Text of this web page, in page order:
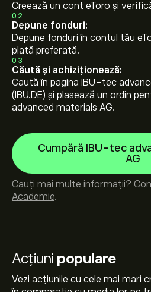
Acțiuni populare
Vezi acțiunile cu cele mai mari
Creează un cont eToro și
02
Depune fonduri:
Depune fonduri în contul tău
plată preferată.
03
Căută și achiziționează:
Caută în pagina IBU-tec
(IBU.DE) și plasează un ordin
advanced materials AG.
Cumpără IBU-tec
AG
Cauți mai multe informații?
Academie.